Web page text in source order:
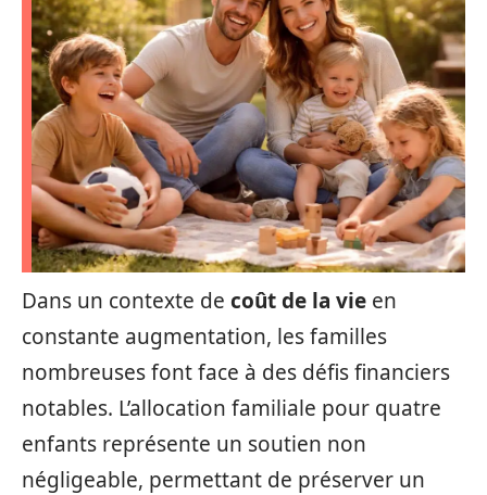
Dans un contexte de coût de la vie en
constante augmentation, les familles
nombreuses font face à des défis financiers
notables. L’allocation familiale pour quatre
enfants représente un soutien non
négligeable, permettant de préserver un